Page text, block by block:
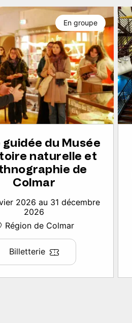
du Musée
naturelle et
de
Colmar
2026 au 31 décembre
2026
Région de Colmar
Billetterie
En groupe